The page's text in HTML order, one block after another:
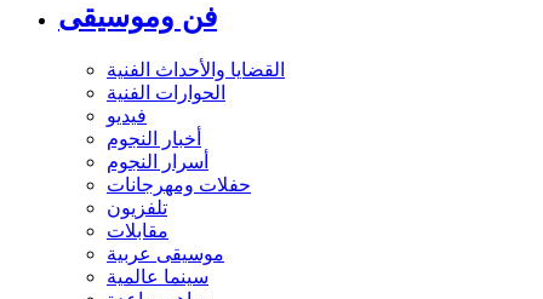
فن وموسيقى
القضايا والأحداث الفنية
الحوارات الفنية
فيديو
أخبار النجوم
أسرار النجوم
حفلات ومهرجانات
تلفزيون
مقابلات
موسيقى عربية
سينما عالمية